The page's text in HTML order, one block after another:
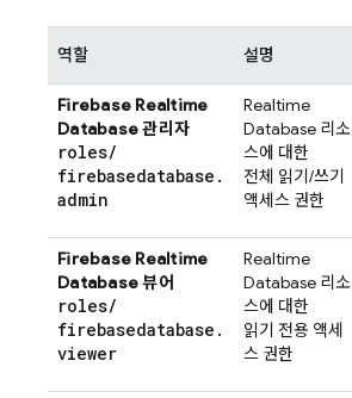
역할 설명
Firebase Realtime
Database관리자
roles/
firebasedatabase .
admin
Realtime
Database 리소
스에 대한
전체 읽기/쓰기
액세스 권한
Firebase Realtime
Database뷰어
roles/
firebasedatabase .
viewer
Realtime
Database 리소
스에 대한
읽기 전용 액세
스 권한